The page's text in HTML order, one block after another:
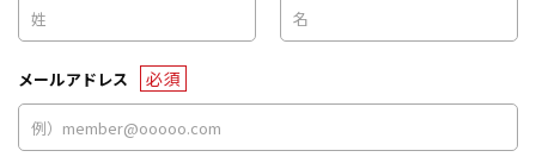
メールアドレス 必須